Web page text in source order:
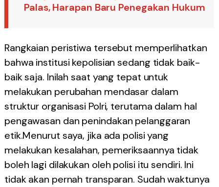
Palas, Harapan Baru Penegakan Hukum
Rangkaian peristiwa tersebut memperlihatkan
bahwa institusi kepolisian sedang tidak baik-
baik saja. Inilah saat yang tepat untuk
melakukan perubahan mendasar dalam
struktur organisasi Polri, terutama dalam hal
pengawasan dan penindakan pelanggaran
etik.Menurut saya, jika ada polisi yang
melakukan kesalahan, pemeriksaannya tidak
boleh lagi dilakukan oleh polisi itu sendiri. Ini
tidak akan pernah transparan. Sudah waktunya